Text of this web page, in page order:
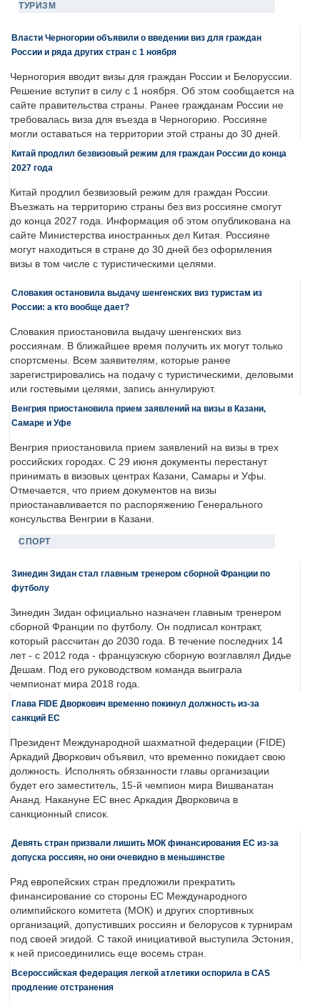
ТУРИЗМ
Власти Черногории объявили о введении виз для граждан
России и ряда других стран с 1 ноября
Черногория вводит визы для граждан России и Белоруссии.
Решение вступит в силу с 1 ноября. Об этом сообщается на
сайте правительства страны. Ранее гражданам России не
требовалась виза для въезда в Черногорию. Россияне
могли оставаться на территории этой страны до 30 дней.
Китай продлил безвизовый режим для граждан России до конца
2027 года
Китай продлил безвизовый режим для граждан России.
Въезжать на территорию страны без виз россияне смогут
до конца 2027 года. Информация об этом опубликована на
сайте Министерства иностранных дел Китая. Россияне
могут находиться в стране до 30 дней без оформления
визы в том числе с туристическими целями.
Словакия остановила выдачу шенгенских виз туристам из
России: а кто вообще дает?
Словакия приостановила выдачу шенгенских виз
россиянам. В ближайшее время получить их могут только
спортсмены. Всем заявителям, которые ранее
зарегистрировались на подачу с туристическими, деловыми
или гостевыми целями, запись аннулируют.
Венгрия приостановила прием заявлений на визы в Казани,
Самаре и Уфе
Венгрия приостановила прием заявлений на визы в трех
российских городах. С 29 июня документы перестанут
принимать в визовых центрах Казани, Самары и Уфы.
Отмечается, что прием документов на визы
приостанавливается по распоряжению Генерального
консульства Венгрии в Казани.
СПОРТ
Зинедин Зидан стал главным тренером сборной Франции по
футболу
Зинедин Зидан официально назначен главным тренером
сборной Франции по футболу. Он подписал контракт,
который рассчитан до 2030 года. В течение последних 14
лет - с 2012 года - французскую сборную возглавлял Дидье
Дешам. Под его руководством команда выиграла
чемпионат мира 2018 года.
Глава FIDE Дворкович временно покинул должность из-за
санкций ЕС
Президент Международной шахматной федерации (FIDE)
Аркадий Дворкович объявил, что временно покидает свою
должность. Исполнять обязанности главы организации
будет его заместитель, 15-й чемпион мира Вишванатан
Ананд. Накануне ЕС внес Аркадия Дворковича в
санкционный список.
Девять стран призвали лишить МОК финансирования ЕС из-за
допуска россиян, но они очевидно в меньшинстве
Ряд европейских стран предложили прекратить
финансирование со стороны ЕС Международного
олимпийского комитета (МОК) и других спортивных
организаций, допустивших россиян и белорусов к турнирам
под своей эгидой. С такой инициативой выступила Эстония,
к ней присоединились еще восемь стран.
Всероссийская федерация легкой атлетики оспорила в CAS
продление отстранения